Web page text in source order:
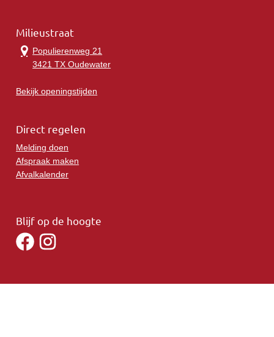
Milieustraat
Populierenweg 21
3421 TX Oudewater
Bekijk openingstijden
Direct regelen
Melding doen
Afspraak maken
Afvalkalender
Blijf op de hoogte